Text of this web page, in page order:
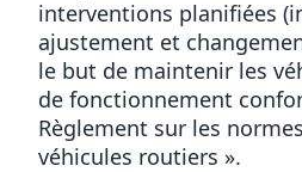
interventions planifiées
ajustement et
le but de maintenir les
de fonctionnement
Règlement sur les
véhicules routiers ».